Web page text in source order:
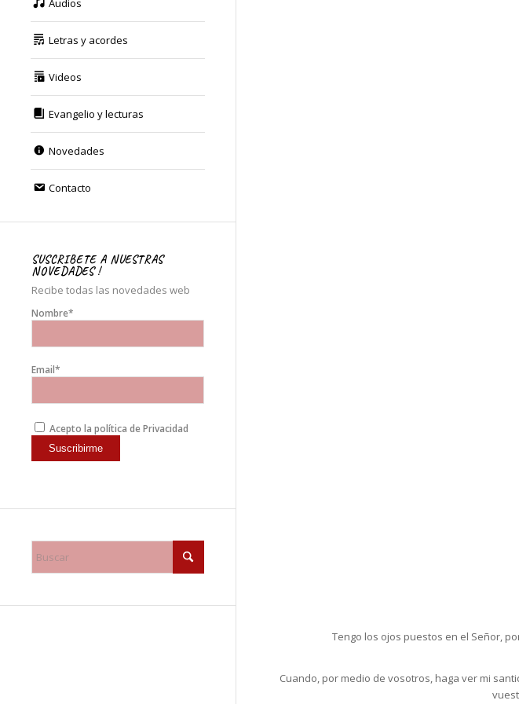
Audios
Letras y acordes
Videos
Evangelio y lecturas
Novedades
Contacto
SUSCRIBETE A NUESTRAS
NOVEDADES !
Recibe todas las novedades web
Nombre*
Email*
Acepto la política de Privacidad
Tengo los ojos puestos en el Señor,
Cuando, por medio de vosotros, haga ver mi